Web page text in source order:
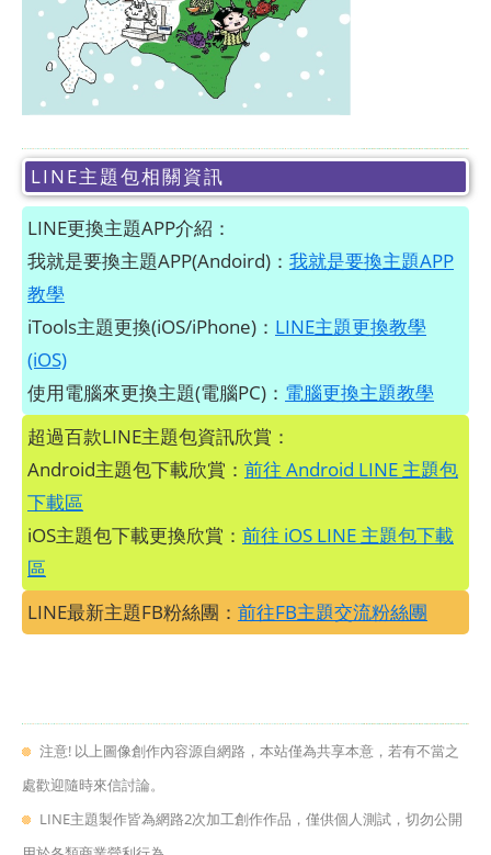
LINE主題包相關資訊
LINE更換主題APP介紹：
我就是要換主題APP(Andoird)： 我就是要換主題APP
教學
iTools主題更換(iOS/iPhone)： LINE主題更換教學
(iOS)
使用電腦來更換主題(電腦PC)： 電腦更換主題教學
超過百款LINE主題包資訊欣賞：
Android主題包下載欣賞： 前往 Android LINE 主題包
下載區
iOS主題包下載更換欣賞： 前往 iOS LINE 主題包下載
區
LINE最新主題FB粉絲團： 前往FB主題交流粉絲團
注意! 以上圖像創作內容源自網路，本站僅為共享本意，若有不當之
處歡迎隨時來信討論。
LINE主題製作皆為網路2次加工創作作品，僅供個人測試，切勿公開